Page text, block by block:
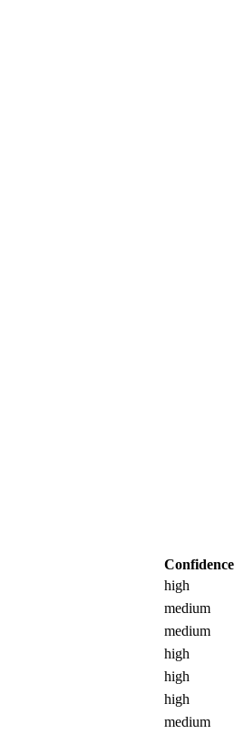
Confidence
high
medium
medium
high
high
high
medium